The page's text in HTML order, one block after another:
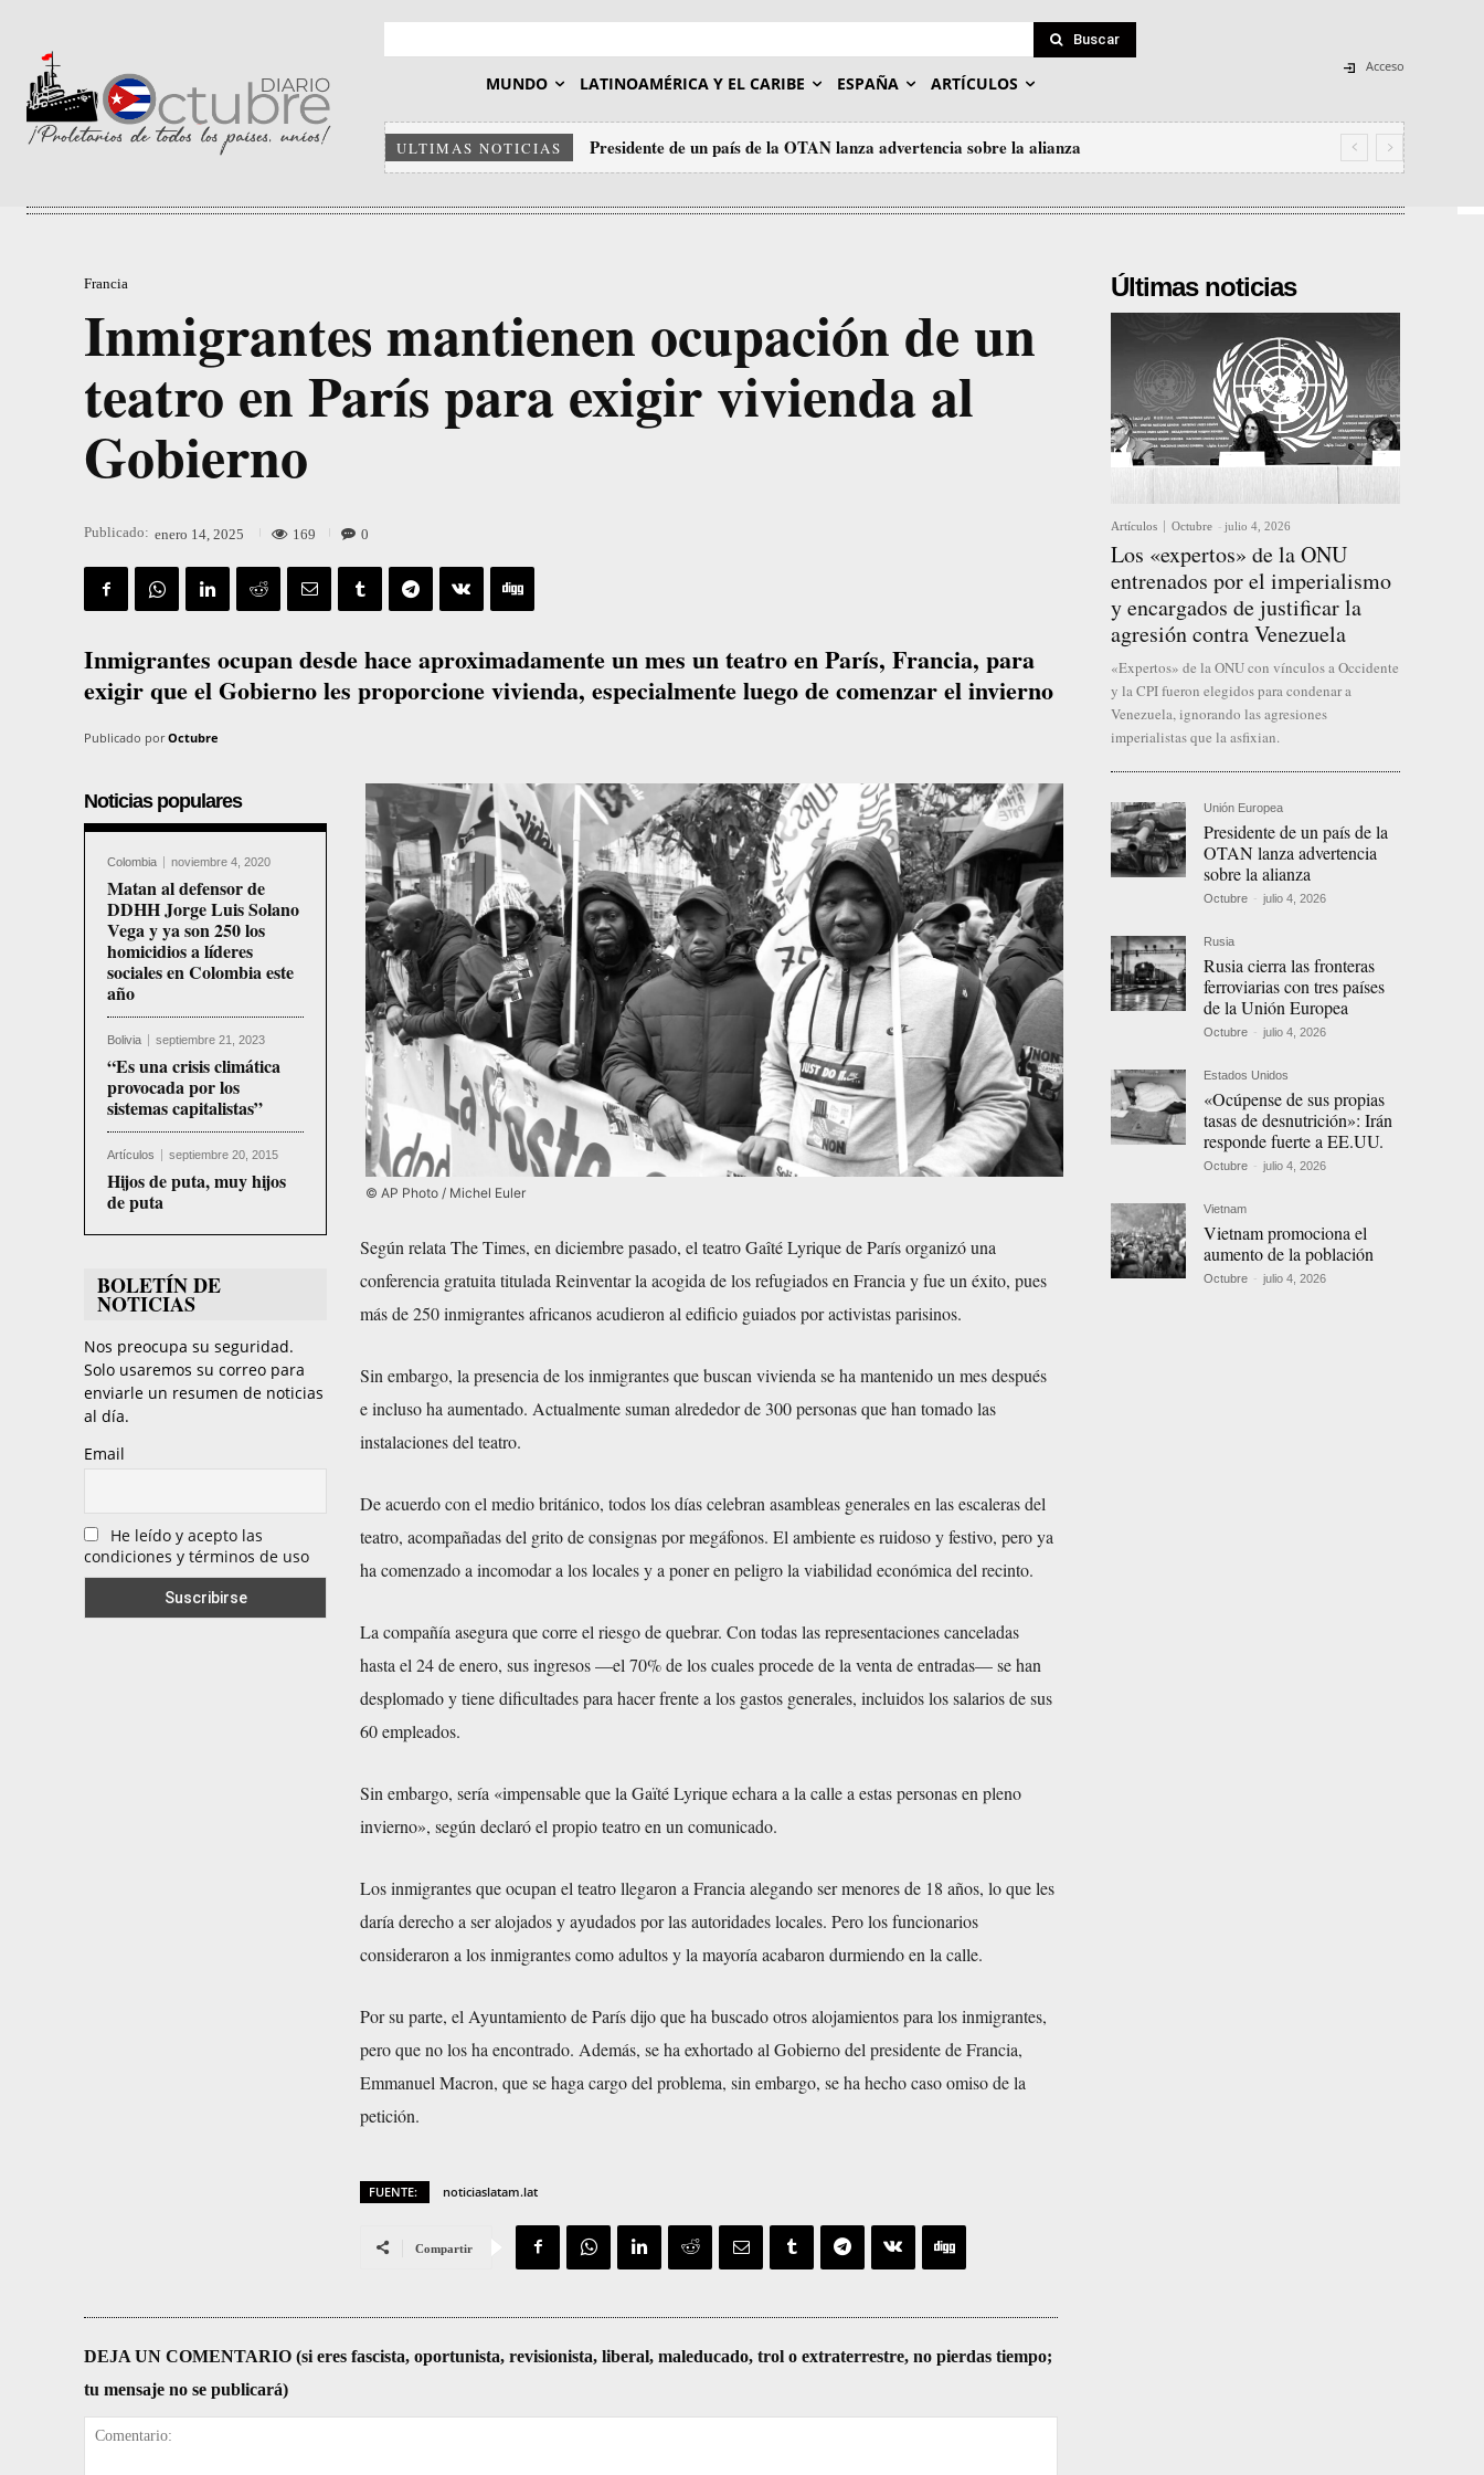
Buscar
MUNDO LATINOAMÉRICA Y EL CARIBE ESPAÑA ARTÍCULOS
Acceso
ULTIMAS NOTICIAS Presidente de un país de la OTAN lanza advertencia sobre la alianza
Francia
Inmigrantes mantienen ocupación de un
teatro en París para exigir vivienda al
Gobierno
Publicado: enero 14, 2025 169 0
Inmigrantes ocupan desde hace aproximadamente un mes un teatro en París, Francia, para
exigir que el Gobierno les proporcione vivienda, especialmente luego de comenzar el invierno
Publicado por Octubre
Noticias populares
Colombia noviembre 4, 2020
Matan al defensor de
DDHH Jorge Luis Solano
Vega y ya son 250 los
homicidios a líderes
sociales en Colombia este
año
Bolivia septiembre 21, 2023
“Es una crisis climática
provocada por los
sistemas capitalistas”
Artículos septiembre 20, 2015
Hijos de puta, muy hijos
de puta
BOLETÍN DE
NOTICIAS
Nos preocupa su seguridad.
Solo usaremos su correo para
enviarle un resumen de noticias
al día.
Email
He leído y acepto las
condiciones y términos de uso
© AP Photo / Michel Euler
Según relata The Times, en diciembre pasado, el teatro Gaîté Lyrique de París organizó una
conferencia gratuita titulada Reinventar la acogida de los refugiados en Francia y fue un éxito, pues
más de 250 inmigrantes africanos acudieron al edificio guiados por activistas parisinos.
Sin embargo, la presencia de los inmigrantes que buscan vivienda se ha mantenido un mes después
e incluso ha aumentado. Actualmente suman alrededor de 300 personas que han tomado las
instalaciones del teatro.
De acuerdo con el medio británico, todos los días celebran asambleas generales en las escaleras del
teatro, acompañadas del grito de consignas por megáfonos. El ambiente es ruidoso y festivo, pero ya
ha comenzado a incomodar a los locales y a poner en peligro la viabilidad económica del recinto.
La compañía asegura que corre el riesgo de quebrar. Con todas las representaciones canceladas
hasta el 24 de enero, sus ingresos —el 70% de los cuales procede de la venta de entradas— se han
desplomado y tiene dificultades para hacer frente a los gastos generales, incluidos los salarios de sus
60 empleados.
Sin embargo, sería «impensable que la Gaïté Lyrique echara a la calle a estas personas en pleno
invierno», según declaró el propio teatro en un comunicado.
Los inmigrantes que ocupan el teatro llegaron a Francia alegando ser menores de 18 años, lo que les
daría derecho a ser alojados y ayudados por las autoridades locales. Pero los funcionarios
consideraron a los inmigrantes como adultos y la mayoría acabaron durmiendo en la calle.
Por su parte, el Ayuntamiento de París dijo que ha buscado otros alojamientos para los inmigrantes,
pero que no los ha encontrado. Además, se ha exhortado al Gobierno del presidente de Francia,
Emmanuel Macron, que se haga cargo del problema, sin embargo, se ha hecho caso omiso de la
petición.
FUENTE: noticiaslatam.lat
Compartir
DEJA UN COMENTARIO (si eres fascista, oportunista, revisionista, liberal, maleducado, trol o extraterrestre, no pierdas tiempo;
tu mensaje no se publicará)
Últimas noticias
Artículos Octubre - julio 4, 2026
Los «expertos» de la ONU
entrenados por el imperialismo
y encargados de justificar la
agresión contra Venezuela
«Expertos» de la ONU con vínculos a Occidente
y la CPI fueron elegidos para condenar a
Venezuela, ignorando las agresiones
imperialistas que la asfixian.
Unión Europea
Presidente de un país de la
OTAN lanza advertencia
sobre la alianza
Octubre - julio 4, 2026
Rusia
Rusia cierra las fronteras
ferroviarias con tres países
de la Unión Europea
Octubre - julio 4, 2026
Estados Unidos
«Ocúpense de sus propias
tasas de desnutrición»: Irán
responde fuerte a EE.UU.
Octubre - julio 4, 2026
Vietnam
Vietnam promociona el
aumento de la población
Octubre - julio 4, 2026